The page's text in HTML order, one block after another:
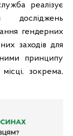
реалізує
гендерних
заходів для
принципу
зокрема,